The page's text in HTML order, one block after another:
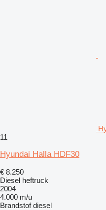
11
Hyundai Halla HDF30
€ 8.250
Diesel heftruck
2004
4.000 m/u
Brandstof diesel